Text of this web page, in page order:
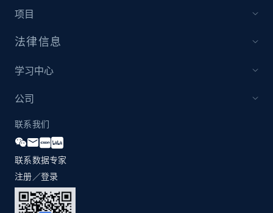
项目
法律信息
学习中心
公司
联系我们
联系数据专家
注册／登录